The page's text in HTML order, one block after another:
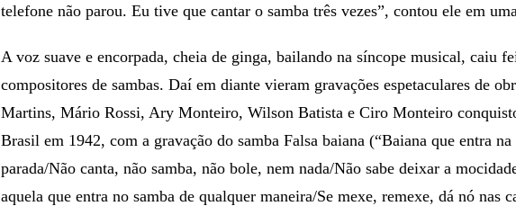
telefone não parou. Eu tive que cantar o samba três vezes”, contou ele em
A voz suave e encorpada, cheia de ginga, bailando na síncope musical, caiu
compositores de sambas. Daí em diante vieram gravações espetaculares de
Martins, Mário Rossi, Ary Monteiro, Wilson Batista e Ciro Monteiro
Brasil em 1942, com a gravação do samba Falsa baiana (“Baiana que entra
parada/Não canta, não samba, não bole, nem nada/Não sabe deixar a
aquela que entra no samba de qualquer maneira/Se mexe, remexe, dá nó nas